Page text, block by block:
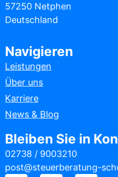
57250 Netphen
Deutschland
Navigieren
Leistungen
Über uns
Karriere
News & Blog
Bleiben Sie in
02738 / 9003210
post@steuerberatung-